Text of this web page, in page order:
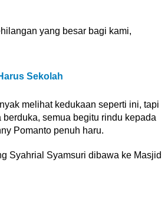
yang besar bagi kami,
Sekolah
melihat kedukaan seperti ini, tapi
semua begitu rindu kepada
Pomanto penuh haru.
Syahrial Syamsuri dibawa ke Masjid